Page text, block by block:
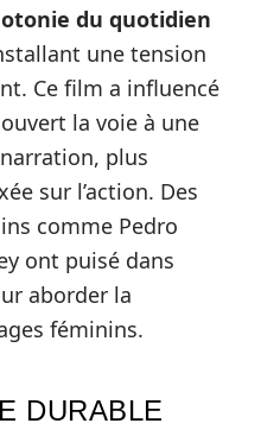
du quotidien
une tension
Ce film a influencé
la voie à une
plus
sur l’action. Des
comme Pedro
ont puisé dans
aborder la
féminins.
DURABLE